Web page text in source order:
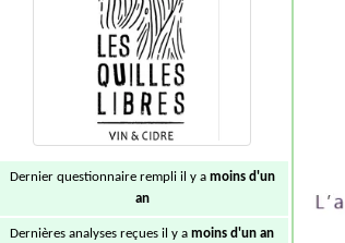
Dernier questionnaire rempli il y a moins d'un
an
Dernières analyses reçues il y amoins d'un an